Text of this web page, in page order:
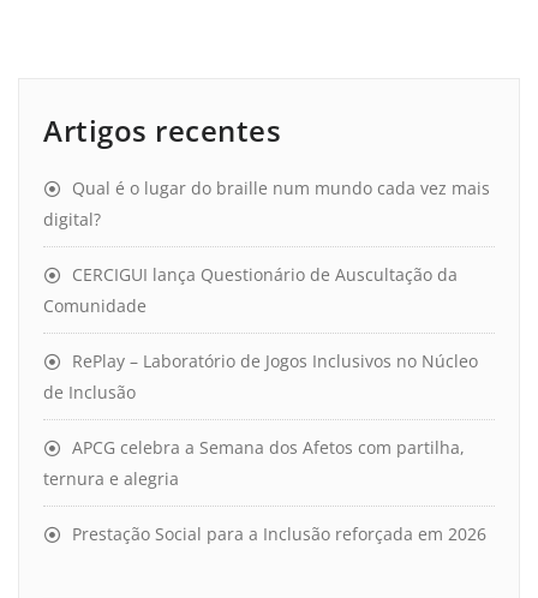
Artigos recentes
Qual é o lugar do braille num mundo cada vez mais
digital?
CERCIGUI lança Questionário de Auscultação da
Comunidade
RePlay – Laboratório de Jogos Inclusivos no Núcleo
de Inclusão
APCG celebra a Semana dos Afetos com partilha,
ternura e alegria
Prestação Social para a Inclusão reforçada em 2026